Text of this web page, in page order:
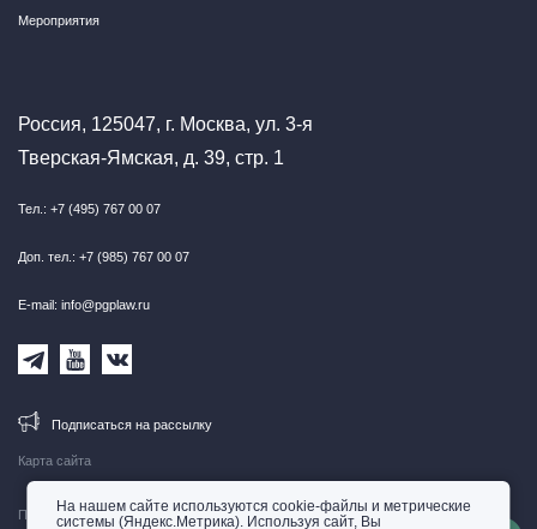
Карта сайта
Правовая информация
Мероприятия
Россия, 125047, г. Москва, ул. 3-я
Тверская-Ямская, д. 39, стр. 1
Тел.: +7 (495) 767 00 07
Доп. тел.: +7 (985) 767 00 07
E-mail: info@pgplaw.ru
Подписаться на рассылку
На нашем сайте используются cookie-файлы и метрические
системы (Яндекс.Метрика). Используя сайт, Вы